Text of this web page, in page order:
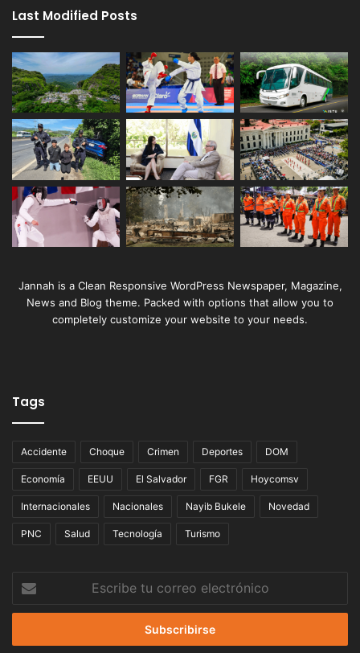
Last Modified Posts
Jannah is a Clean Responsive WordPress Newspaper, Magazine,
News and Blog theme. Packed with options that allow you to
completely customize your website to your needs.
Tags
Accidente Choque Crimen Deportes DOM
Economía EEUU El Salvador FGR Hoycomsv
Internacionales Nacionales Nayib Bukele Novedad
PNC Salud Tecnología Turismo
correo